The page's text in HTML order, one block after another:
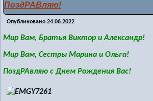
ПоздРАВляю!
Опубликовано 24.06.2022
Мир Вам, Братья Виктор и Александр!
Мир Вам, Сестры Марина и Ольга!
ПоздРАвляю с Днем Рождения Вас!